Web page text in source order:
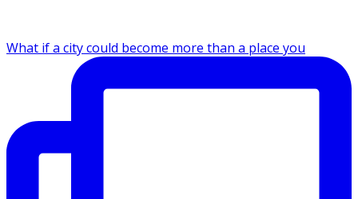
What if a city could become more than a place you